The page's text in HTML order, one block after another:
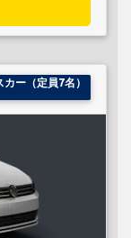
ー（定員7名）